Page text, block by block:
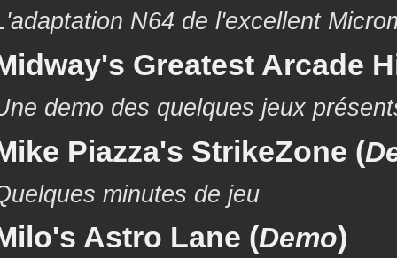
N64 de l'excellent
Greatest Arcade
demo des quelques jeux
Piazza's StrikeZone (
minutes de jeu
Astro Lane (Demo)